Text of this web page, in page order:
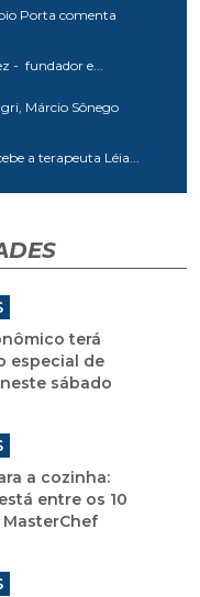
Porta comenta
- fundador e...
Márcio Sônego
a terapeuta Léia...
terá
especial de
sábado
a cozinha:
entre os 10